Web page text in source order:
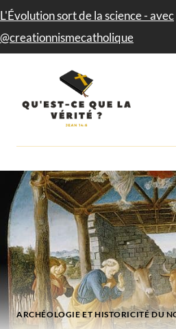
Aller
au
contenu
L'Évolution sort de la science - avec​
@creationnismecatholique
ARCHÉOLOGIE ET HISTORICITÉ DU